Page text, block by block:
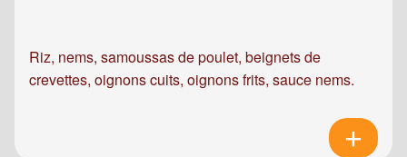
Riz, nems, samoussas de poulet, beignets de
crevettes, oignons cuits, oignons frits, sauce nems.